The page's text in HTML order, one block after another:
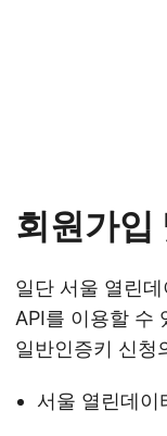
회원가입
일단 서울 열린
API를 이용할 수
일반인증키 신청
서울 열린데이